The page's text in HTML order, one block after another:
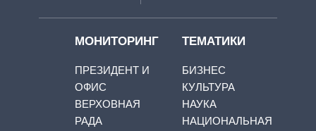
МОНИТОРИНГ
ПРЕЗИДЕНТ И
ОФИС
ВЕРХОВНАЯ
РАДА
ТЕМАТИКИ
БИЗНЕС
КУЛЬТУРА
НАУКА
НАЦИОНАЛЬНАЯ